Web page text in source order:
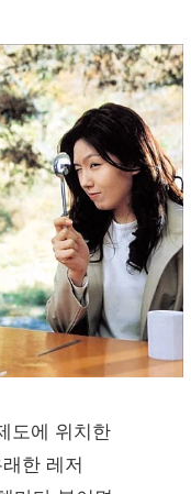
도에 위치한
한 레저